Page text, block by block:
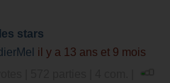
stars
il y a 13 ans et 9 mois